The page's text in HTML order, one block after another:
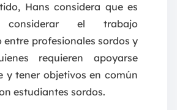
Hans considera que es
considerar el trabajo
profesionales sordos y
requieren apoyarse
y tener objetivos en común
estudiantes sordos.